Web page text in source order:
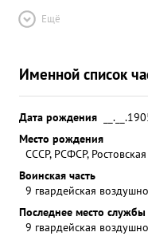
Ещё
Именной список
Дата рождения
Место рождения
СССР, РСФСР,
Воинская часть
9 гвардейская
Последнее место службы
9 гвардейская